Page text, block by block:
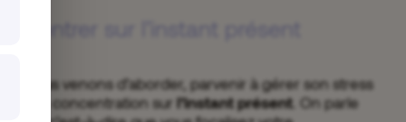
nous venons d’aborder, parvenir à gérer son stress
sa concentration sur l’instant présent. On parle